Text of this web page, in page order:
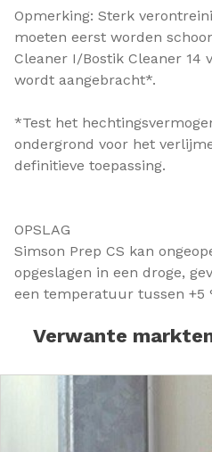
Opmerking: Sterk
moeten eerst worden
Cleaner I/Bostik Cleaner 14
wordt aangebracht*.
*Test het
ondergrond voor het
definitieve toepassing.
OPSLAG
Simson Prep CS kan
opgeslagen in een droge,
een temperatuur tussen +5
Verwante